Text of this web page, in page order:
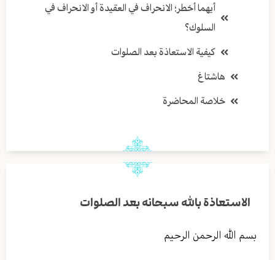
أيهما أخطر؛ الانحراف في العقيدة أو الانحراف في
السلوك؟
كيفية الاستعاذة بعد الصلوات
هاشتاغ
خلاصة المحاضرة
الاستعاذة بالله سبحانه بعد الصلوات
بسم الله الرحمن الرحيم